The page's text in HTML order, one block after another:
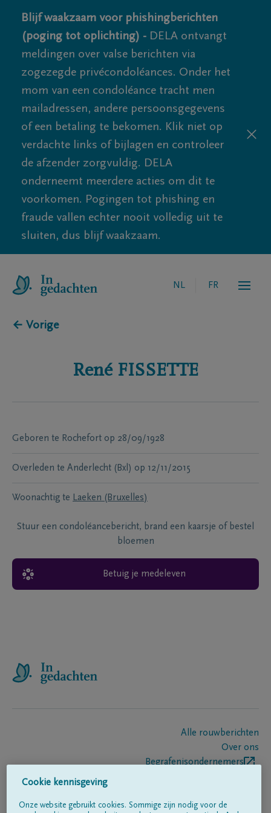
Blijf waakzaam voor phishingberichten
(poging tot oplichting) - DELA ontvangt
meldingen over valse berichten via
zogezegde privécondoléances. Onder het
mom van een condoléance tracht men
mailadressen, andere persoonsgegevens
of een betaling te bekomen. Klik niet op
verdachte links of bijlagen en controleer
de afzender zorgvuldig. DELA
onderneemt meerdere acties om dit te
voorkomen. Pogingen tot phishing en
fraude vallen echter nooit volledig uit te
sluiten, dus blijf waakzaam.
NL FR
← Vorige
René FISSETTE
Geboren te Rochefort op 28/09/1928
Overleden te Anderlecht (Bxl) op 12/11/2015
Woonachtig te Laeken (Bruxelles)
Stuur een condoléancebericht, brand een kaarsje of bestel
bloemen
Betuig je medeleven
Alle rouwberichten
Over ons
Begrafenisondernemers
Cookie kennisgeving
Onze website gebruikt cookies. Sommige zijn nodig voor de